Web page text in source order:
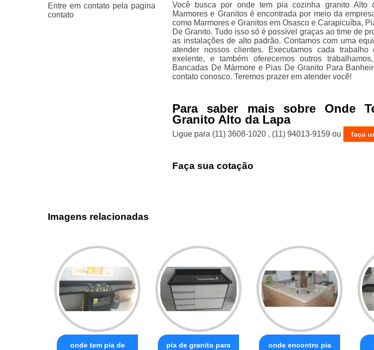
Você busca por onde tem pia cozinha granito Alto
Marmores e Granitos é encontrada por meio da
como Marmores e Granitos em Osasco e Carapicuíba,
De Granito. Tudo isso só é possível graças ao time de
as instalações de alto padrão. Contamos com uma
atender nossos clientes. Executamos cada
exelente, e também oferecemos outros
Bancadas De Mármore e Pias De Granito Para
contato conosco. Teremos prazer em atender você!
Para saber mais sobre Onde
Granito Alto da Lapa
Ligue para (11) 3608-1020 , (11) 94013-9159 ou faça
Faça sua cotação
Imagens relacionadas
onde tem pia de
pia de granito para
onde encontro pia